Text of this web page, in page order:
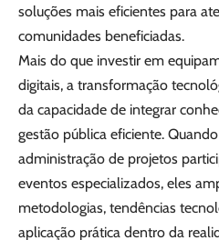
soluções mais eficientes para
comunidades beneficiadas.
Mais do que investir em
digitais, a transformação
da capacidade de integrar
gestão pública eficiente.
administração de projetos
eventos especializados, eles
metodologias, tendências
aplicação prática dentro da